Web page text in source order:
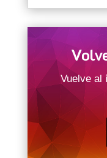
Vuelve al